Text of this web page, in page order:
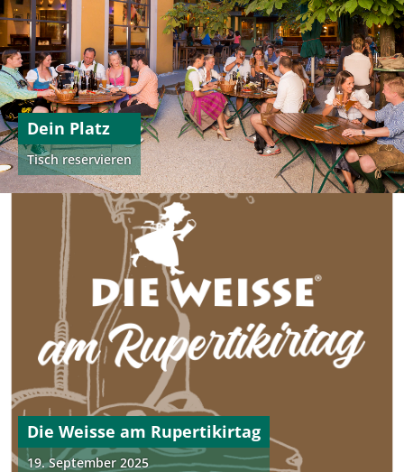
Dein Platz
Tisch reservieren
Die Weisse am Rupertikirtag
19. September 2025